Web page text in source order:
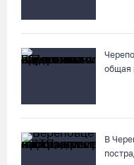
общая
В